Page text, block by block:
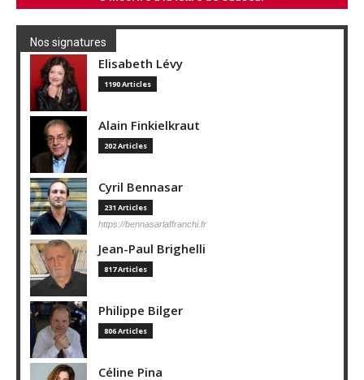
Nos signatures
Elisabeth Lévy
1190 Articles
Alain Finkielkraut
202 Articles
Cyril Bennasar
231 Articles
https://bennasarlaffranchi.fr
Jean-Paul Brighelli
817 Articles
Philippe Bilger
806 Articles
Céline Pina